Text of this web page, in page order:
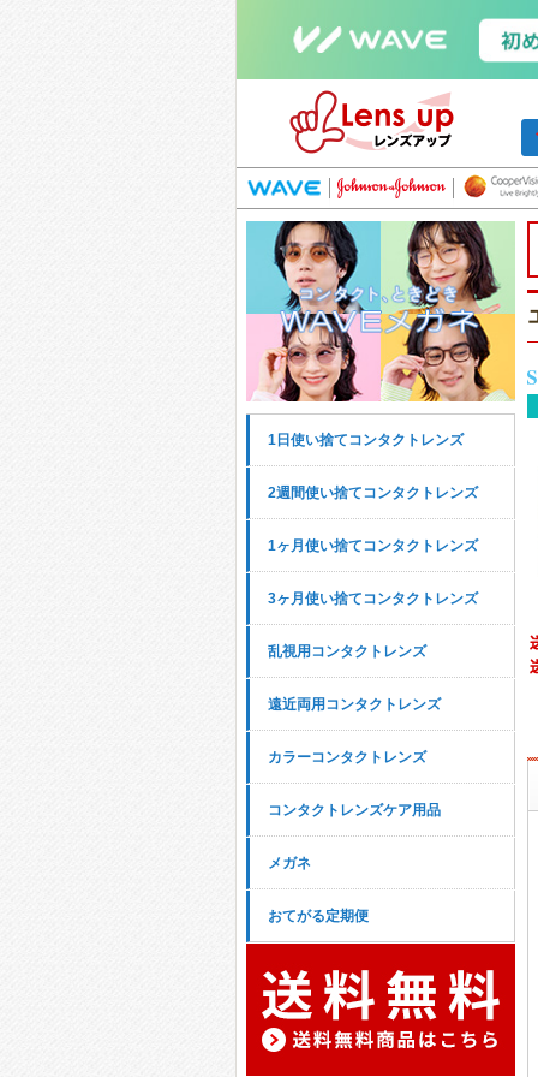
1日使い捨てコンタクトレンズ
2週間使い捨てコンタクトレンズ
1ヶ月使い捨てコンタクトレンズ
3ヶ月使い捨てコンタクトレンズ
乱視用コンタクトレンズ
遠近両用コンタクトレンズ
カラーコンタクトレンズ
コンタクトレンズケア用品
メガネ
おてがる定期便